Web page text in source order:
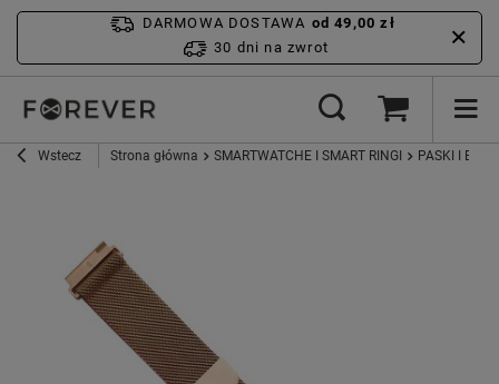
DARMOWA DOSTAWA od 49,00 zł
30 dni na zwrot
Wstecz Strona główna SMARTWATCHE I SMART RINGI PASKI I ETUI